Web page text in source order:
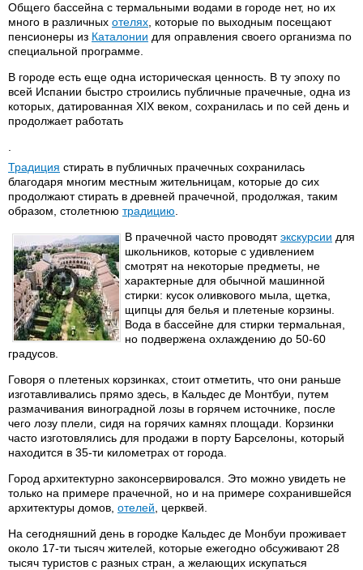
Общего бассейна с термальными водами в городе нет, но их
много в различных отелях , которые по выходным посещают
пенсионеры из Каталонии для оправления своего организма по
специальной программе.
В городе есть еще одна историческая ценность. В ту эпоху по
всей Испании быстро строились публичные прачечные, одна из
которых, датированная XIX веком, сохранилась и по сей день и
продолжает работать
Традиция стирать в публичных прачечных сохранилась
благодаря многим местным жительницам, которые до сих
продолжают стирать в древней прачечной, продолжая, таким
образом, столетнюю традицию
В прачечной часто проводятэкскурсии для
школьников, которые с удивлением
смотрят на некоторые предметы, не
характерные для обычной машинной
стирки: кусок оливкового мыла, щетка,
щипцы для белья и плетеные корзины.
Вода в бассейне для стирки термальная,
но подвержена охлаждению до 50-60
градусов.
Говоря о плетеных корзинках, стоит отметить, что они раньше
изготавливались прямо здесь, в Кальдес де Монтбуи, путем
размачивания виноградной лозы в горячем источнике, после
чего лозу плели, сидя на горячих камнях площади. Корзинки
часто изготовлялись для продажи в порту Барселоны, который
находится в 35-ти километрах от города.
Город архитектурно законсервировался. Это можно увидеть не
только на примере прачечной, но и на примере сохранившейся
архитектуры домов, отелей , церквей.
На сегодняшний день в городке Кальдес де Монбуи проживает
около 17-ти тысяч жителей, которые ежегодно обсуживают 28
тысяч туристов с разных стран, а желающих искупаться